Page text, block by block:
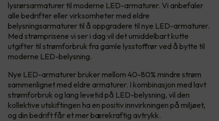
lysrørsarmaturer til moderne LED-armaturer. Vi anbefaler
alle bedrifter eller virksomheter med eldre
belysningsarmaturer til å oppgradere til nye LED-armaturer.
Med strømprisene vi ser i dag vil det umiddelbart kutte
utgifter til strømforbruk fra gamle lysstoffrør ved å bytte til
moderne LED-belysning.
Nye LED-armaturer bruker mellom 40-80% mindre strøm
sammenlignet med eldre armaturer. I kombinasjon med lavt
strømforbruk og lang levetid på LED-belysning, vil den
kollektive utskiftingen ha en positiv innvirkningen på miljøet,
og din bedrift får et mer bærekraftig avtrykk.